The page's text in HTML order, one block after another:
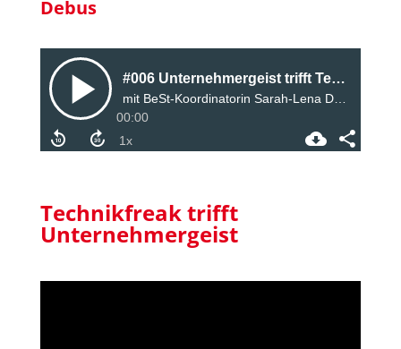
Debus
Technikfreak trifft
Unternehmergeist